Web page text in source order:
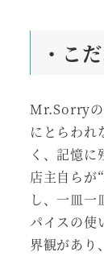
・こ
Mr.Sorryの
にとらわれ
く、記憶に
店主自らが
し、一皿一
パイスの使
界観があり